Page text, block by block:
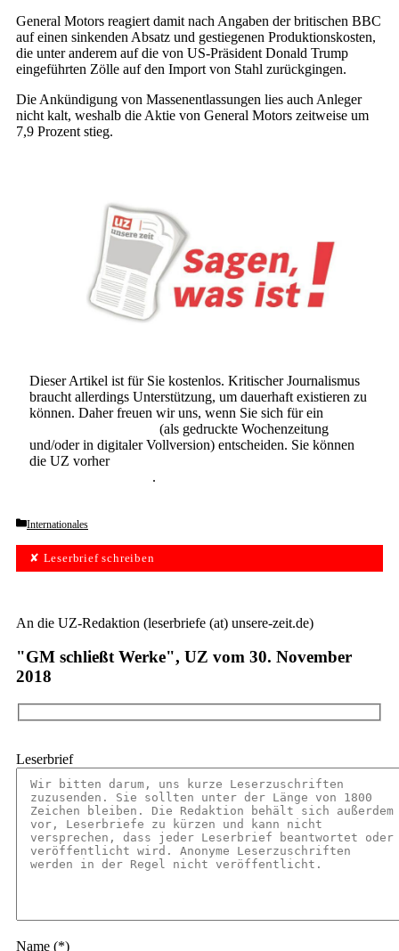
General Motors reagiert damit nach Angaben der britischen BBC
auf einen sinkenden Absatz und gestiegenen Produktionskosten,
die unter anderem auf die von US-Präsident Donald Trump
eingeführten Zölle auf den Import von Stahl zurückgingen.
Die Ankündigung von Massenentlassungen lies auch Anleger
nicht kalt, weshalb die Aktie von General Motors zeitweise um
7,9 Prozent stieg.
Dieser Artikel ist für Sie kostenlos. Kritischer Journalismus
braucht allerdings Unterstützung, um dauerhaft existieren zu
können. Daher freuen wir uns, wenn Sie sich für ein
(als gedruckte Wochenzeitung
und/oder in digitaler Vollversion) entscheiden. Sie können
die UZ vorher
.
Categories
Internationales
✘ Leserbrief schreiben
An die UZ-Redaktion (leserbriefe (at) unsere-zeit.de)
"GM schließt Werke", UZ vom 30. November
2018
Leserbrief
Name (*)